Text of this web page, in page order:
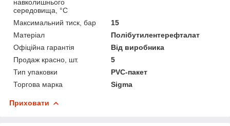
навколишнього
середовища, °C
Максимальний тиск, бар
15
Матеріал
Полібутилентерефталат
Офіційна гарантія
Від виробника
Продаж красно, шт.
5
Тип упаковки
PVC-пакет
Торгова марка
Sigma
Приховати